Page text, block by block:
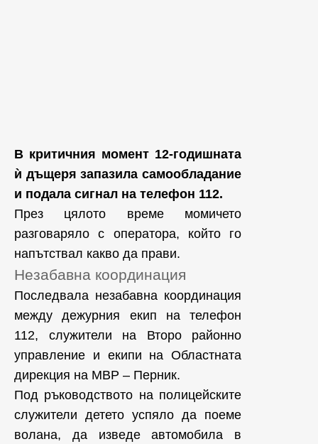
В критичния момент 12-годишната
ѝ дъщеря запазила самообладание
и подала сигнал на телефон 112.
През цялото време момичето
разговаряло с оператора, който го
напътствал какво да прави.
Незабавна координация
Последвала незабавна координация
между дежурния екип на телефон
112, служители на Второ районно
управление и екипи на Областната
дирекция на МВР – Перник.
Под ръководството на полицейските
служители детето успяло да поеме
волана, да изведе автомобила в